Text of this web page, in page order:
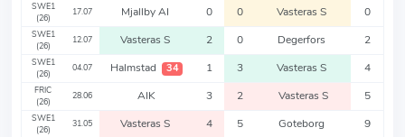
SWE1
(26)
17.07 Mjallby AI 0 0 Vasteras S 0
SWE1
(26)
12.07 Vasteras S 2 0 Degerfors 2
SWE1
(26)
04.07 Halmstad 34 1 3 Vasteras S 4
FRIC
(26)
28.06 AIK 3 2 Vasteras S 5
SWE1
(26)
31.05 Vasteras S 4 5 Goteborg 9